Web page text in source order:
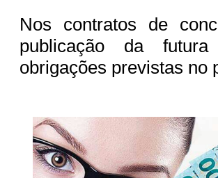
Nos contratos de
publicação da
obrigações previstas no